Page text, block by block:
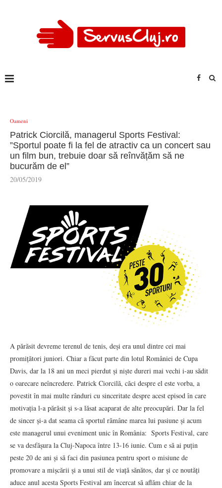
Oameni
Patrick Ciorcilă, managerul Sports Festival:
”Sportul poate fi la fel de atractiv ca un concert sau
un film bun, trebuie doar să reînvățăm să ne
bucurăm de el”
20/05/2019
A părăsit devreme terenul de tenis, deși era unul dintre cei mai
promițători juniori. Chiar a făcut parte din lotul României de Cupa
Davis, dar la 18 ani un meci pierdut și niște dureri mai vechi i-au sădit
o oarecare neîncredere. Patrick Ciorcilă, căci despre el este vorba, a
povestit în mai multe rânduri cu sinceritate despre acest episod în care
motivația l-a părăsit și s-a lăsat acaparat de alte preocupări. Dar la fel
de sincer și-a dat seama că sportul rămâne marea lui pasiune și acum
este managerul unui eveniment unic în România: Sports Festival, care
se va desfășura la Cluj-Napoca între 13-16 iunie. Cum e să ai puțin
peste 20 de ani și să faci din pasiunea pentru sport o misiune de
promovare a mișcării și a unui stil de viață sănătos, dar și ce noutăți
aduce anul acesta Sports Festival am încercat să aflăm chiar de la